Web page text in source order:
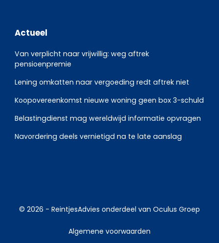
Actueel
Van verplicht naar vrijwillig: weg aftrek
pensioenpremie
Lening omkatten naar vergoeding redt aftrek niet
Koopovereenkomst nieuwe woning geen box 3-schuld
Belastingdienst mag wereldwijd informatie opvragen
Navordering deels vernietigd na te late aanslag
© 2026 - ReintjesAdvies onderdeel van Oculus Groep
Algemene voorwaarden